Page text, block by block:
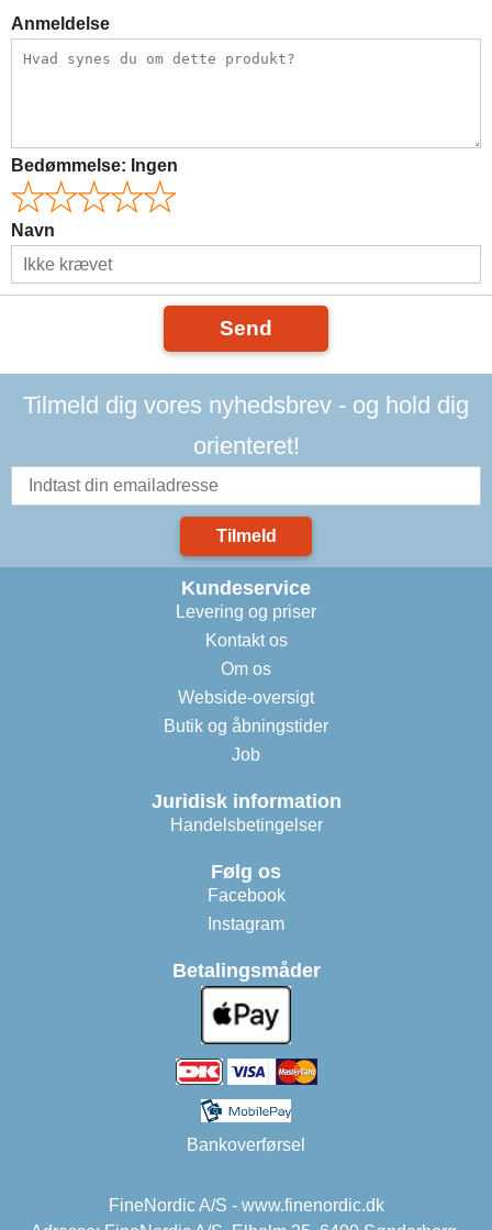
Anmeldelse
Bedømmelse: Ingen
Navn
Send
Tilmeld dig vores nyhedsbrev - og hold dig
orienteret!
Tilmeld
Kundeservice
Levering og priser
Kontakt os
Om os
Webside-oversigt
Butik og åbningstider
Job
Juridisk information
Handelsbetingelser
Følg os
Facebook
Instagram
Betalingsmåder
Bankoverførsel
FineNordic A/S - www.finenordic.dk